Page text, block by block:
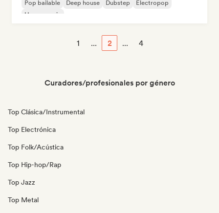
Pop bailable Deep house Dubstep
Electropop
House music
1 ... 2 ... 4
Curadores/profesionales por género
Top Clásica/Instrumental
Top Electrónica
Top Folk/Acústica
Top Hip-hop/Rap
Top Jazz
Top Metal